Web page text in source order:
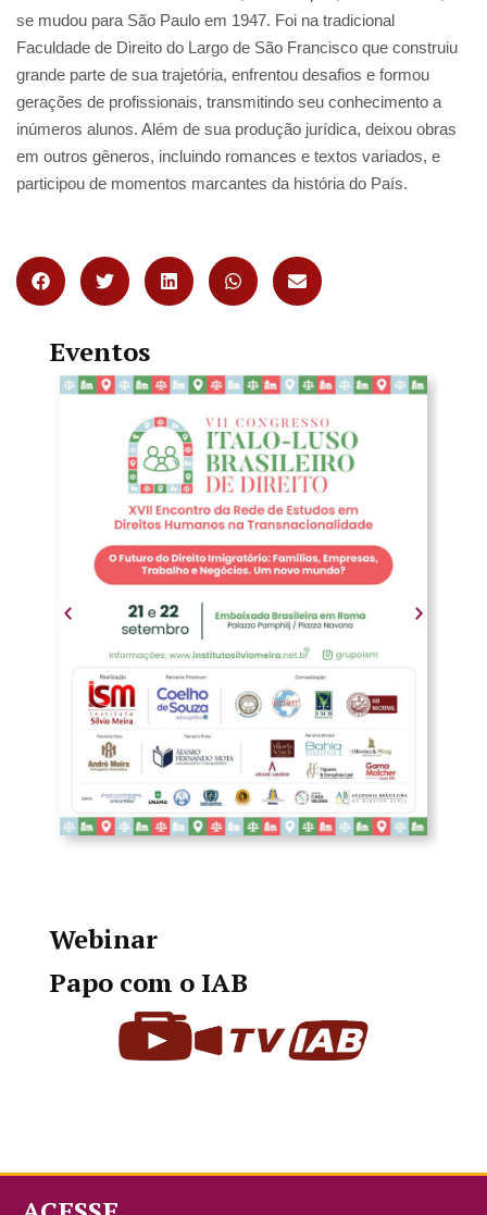
se mudou para São Paulo em 1947. Foi na tradicional
Faculdade de Direito do Largo de São Francisco que construiu
grande parte de sua trajetória, enfrentou desafios e formou
gerações de profissionais, transmitindo seu conhecimento a
inúmeros alunos. Além de sua produção jurídica, deixou obras
em outros gêneros, incluindo romances e textos variados, e
participou de momentos marcantes da história do País.
Eventos
Webinar
Papo com o IAB